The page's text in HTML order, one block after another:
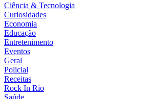
Ciência & Tecnologia
Curiosidades
Economia
Educação
Entretenimento
Eventos
Geral
Policial
Receitas
Rock In Rio
Saúde